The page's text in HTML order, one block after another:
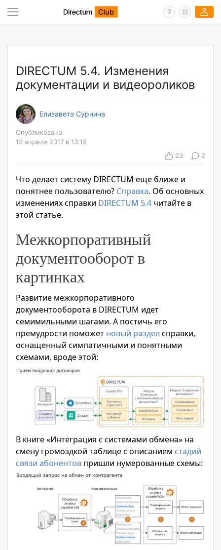
DIRECTUM 5.4. Изменения
документации и видеороликов
Елизавета Сурнина
Опубликовано:
13 апреля 2017 в 13:15
23
2
Что делает систему DIRECTUM еще ближе и
понятнее пользователю? Справка. Об основных
изменениях справки DIRECTUM 5.4 читайте в
этой статье.
Межкорпоративный
документооборот в
картинках
Развитие межкорпоративного
документооборота в DIRECTUM идет
семимильными шагами. А постичь его
премудрости поможет новый раздел справки,
оснащенный симпатичными и понятными
схемами, вроде этой:
В книге «Интеграция с системами обмена» на
смену громоздкой таблице с описанием стадий
связи абонентов пришли нумерованные схемы: